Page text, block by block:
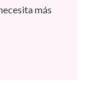
más